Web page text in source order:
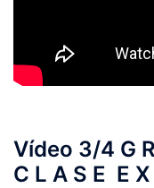
Vídeo 3/4 G
C L A S E E